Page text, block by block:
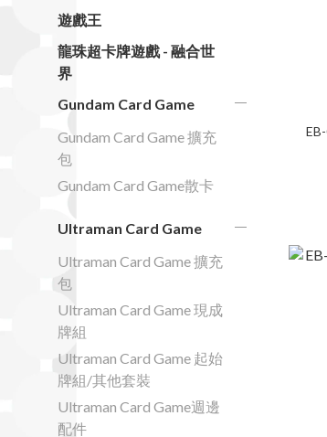
遊戲王
龍珠超卡牌遊戲 - 融合世
界
Gundam Card Game
Gundam Card Game 擴充
包
Gundam Card Game散卡
Ultraman Card Game
Ultraman Card Game 擴充
包
Ultraman Card Game 現成
牌組
Ultraman Card Game 起始
牌組/其他套裝
Ultraman Card Game週邊
配件